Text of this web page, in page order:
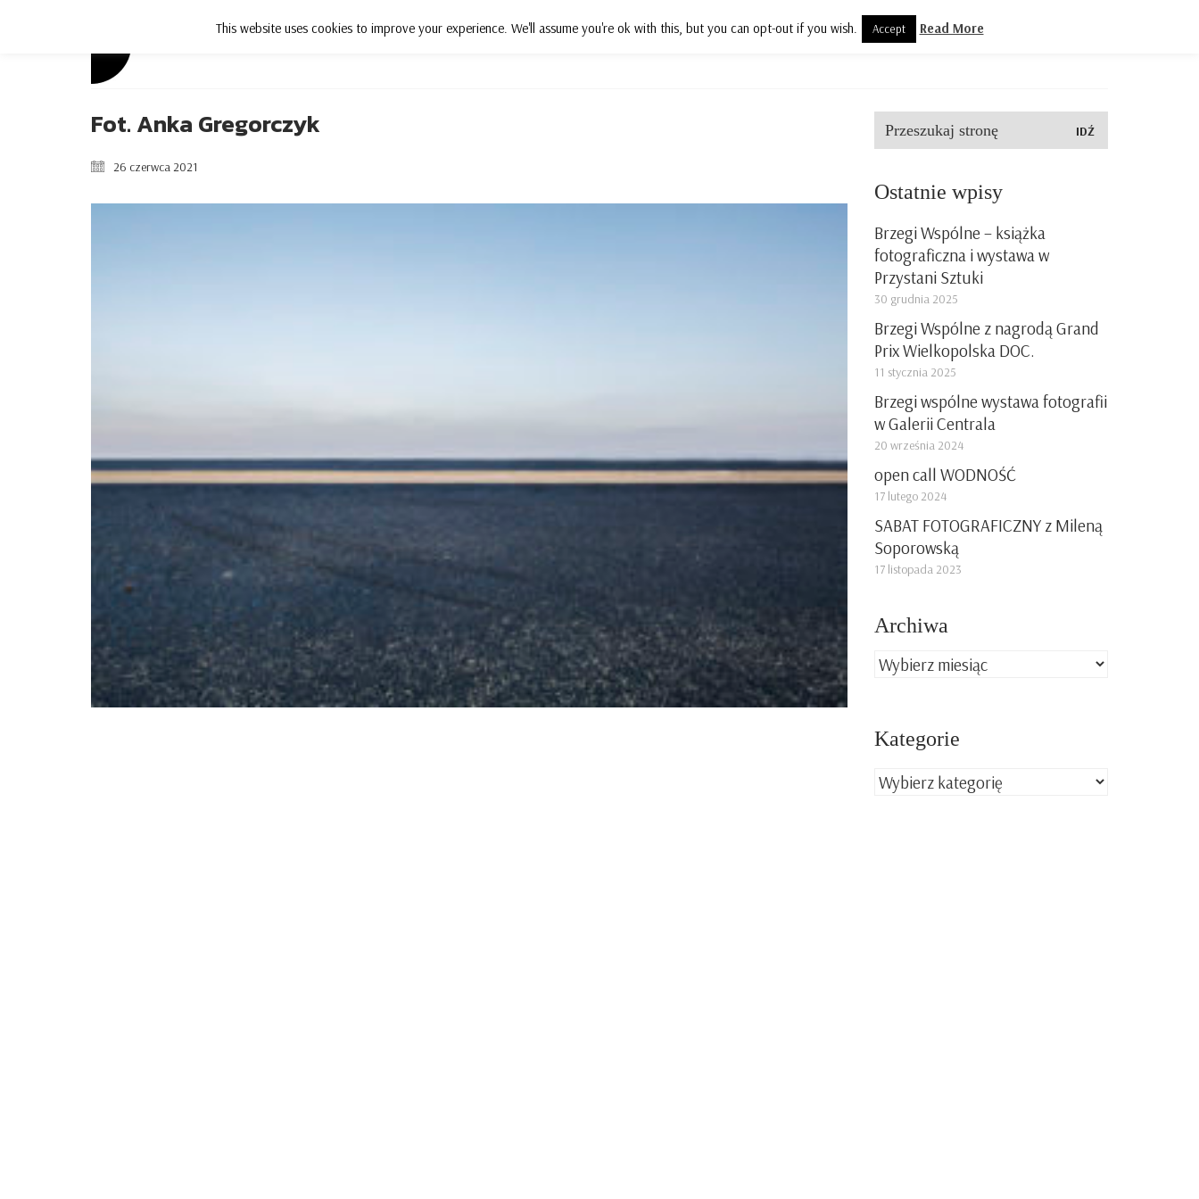
Polityka prywatności
Fot. Anka Gregorczyk
26 czerwca 2021
Szukaj:
Ostatnie wpisy
Brzegi Wspólne – książka
fotograficzna i wystawa w
Przystani Sztuki
30 grudnia 2025
Brzegi Wspólne z nagrodą Grand
Prix Wielkopolska DOC.
11 stycznia 2025
Brzegi wspólne wystawa fotografii
w Galerii Centrala
20 września 2024
open call WODNOŚĆ
17 lutego 2024
SABAT FOTOGRAFICZNY z Mileną
Soporowską
17 listopada 2023
Archiwa
Archiwa
Kategorie
Kategorie
This website uses cookies to improve your experience. We'll assume you're ok with this, but you can opt-out if you wish. Accept Read More